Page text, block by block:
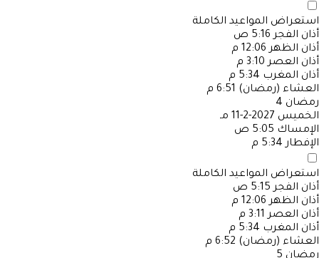
استعراض المواعيد الكاملة
أذان الفجر 5:16 ص
أذان الظهر 12:06 م
أذان العصر 3:10 م
أذان المغرب 5:34 م
العشاء (رمضان) 6:51 م
رمضان 4
الخميس 2027-2-11 مـ
الإمساك 5:05 ص
الإفطار 5:34 م
استعراض المواعيد الكاملة
أذان الفجر 5:15 ص
أذان الظهر 12:06 م
أذان العصر 3:11 م
أذان المغرب 5:34 م
العشاء (رمضان) 6:52 م